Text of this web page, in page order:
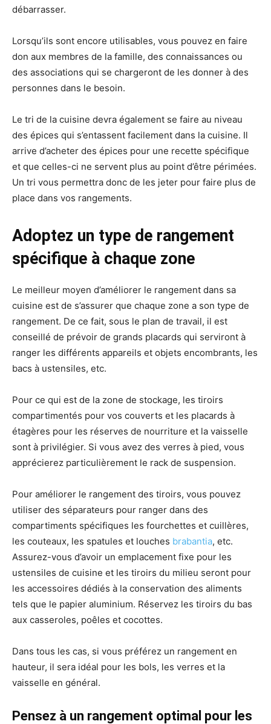
débarrasser.
Lorsqu’ils sont encore utilisables, vous pouvez en faire
don aux membres de la famille, des connaissances ou
des associations qui se chargeront de les donner à des
personnes dans le besoin.
Le tri de la cuisine devra également se faire au niveau
des épices qui s’entassent facilement dans la cuisine. Il
arrive d’acheter des épices pour une recette spécifique
et que celles-ci ne servent plus au point d’être périmées.
Un tri vous permettra donc de les jeter pour faire plus de
place dans vos rangements.
Adoptez un type de rangement
spécifique à chaque zone
Le meilleur moyen d’améliorer le rangement dans sa
cuisine est de s’assurer que chaque zone a son type de
rangement. De ce fait, sous le plan de travail, il est
conseillé de prévoir de grands placards qui serviront à
ranger les différents appareils et objets encombrants, les
bacs à ustensiles, etc.
Pour ce qui est de la zone de stockage, les tiroirs
compartimentés pour vos couverts et les placards à
étagères pour les réserves de nourriture et la vaisselle
sont à privilégier. Si vous avez des verres à pied, vous
apprécierez particulièrement le rack de suspension.
Pour améliorer le rangement des tiroirs, vous pouvez
utiliser des séparateurs pour ranger dans des
compartiments spécifiques les fourchettes et cuillères,
les couteaux, les spatules et louches brabantia, etc.
Assurez-vous d’avoir un emplacement fixe pour les
ustensiles de cuisine et les tiroirs du milieu seront pour
les accessoires dédiés à la conservation des aliments
tels que le papier aluminium. Réservez les tiroirs du bas
aux casseroles, poêles et cocottes.
Dans tous les cas, si vous préférez un rangement en
hauteur, il sera idéal pour les bols, les verres et la
vaisselle en général.
Pensez à un rangement optimal pour les